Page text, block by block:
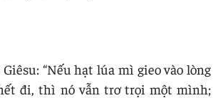
“Nếu hạt lúa mì gieo vào lòng
đi, thì nó vẫn trơ trọi một mình;